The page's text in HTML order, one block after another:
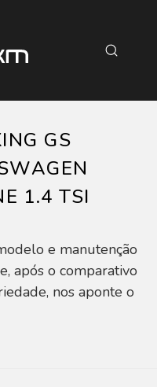
GS
1.4 TSI
e manutenção
após o comparativo
nos aponte o